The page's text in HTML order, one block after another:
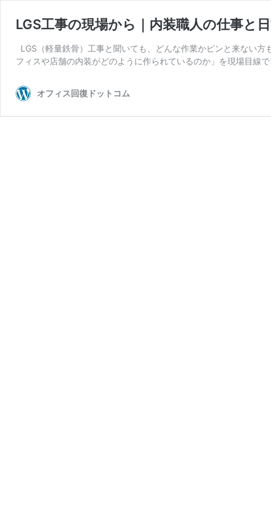
LGS工事の現場から｜内装職人の仕事と
LGS（軽量鉄骨）工事と聞いても、どんな作業かピンと来ない
フィスや店舗の内装がどのように作られているのか」を現場目線
オフィス回復ドットコム